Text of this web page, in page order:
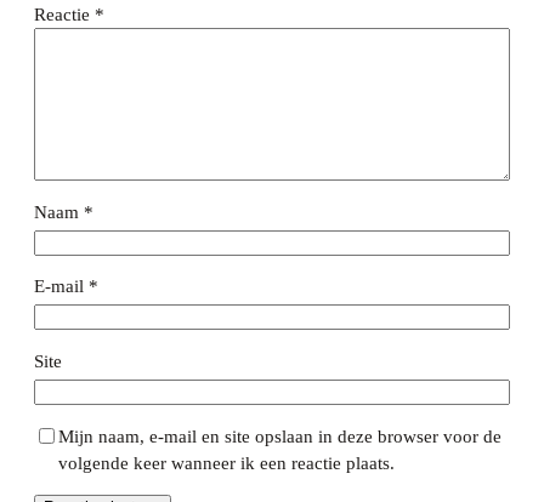
Reactie *
Naam *
E-mail *
Site
Mijn naam, e-mail en site opslaan in deze browser voor de
volgende keer wanneer ik een reactie plaats.